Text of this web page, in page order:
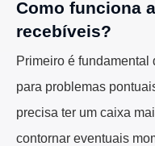
Como funciona
recebíveis?
Primeiro é
para problemas
precisa ter um caixa
contornar eventuais